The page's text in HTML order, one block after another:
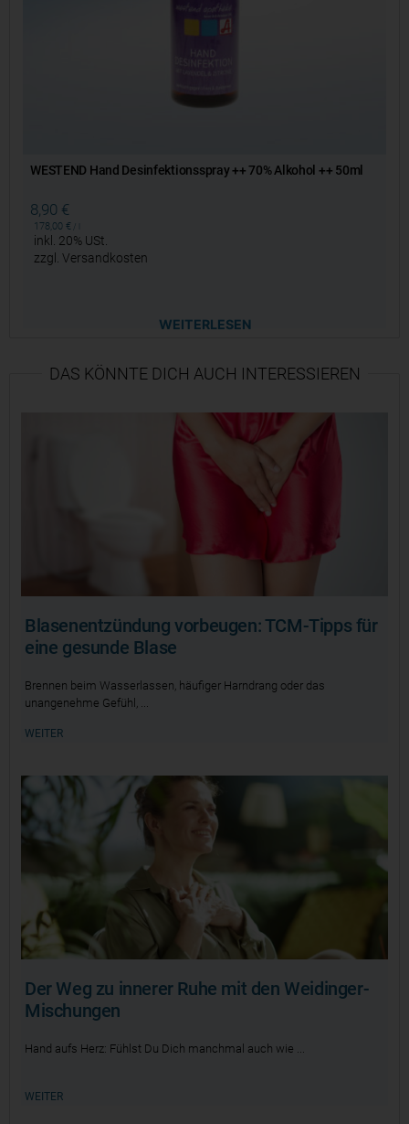
WESTEND Hand Desinfektionsspray ++ 70% Alkohol ++ 50ml
8,90 €
178,00€
inkl. 20% USt.
zzgl.Versandkosten
WEITERLESEN
DAS KÖNNTE DICH AUCH INTERESSIEREN
Blasenentzündung vorbeugen: TCM-Tipps für
eine gesunde Blase
Brennen beim Wasserlassen, häufiger Harndrang oder das
unangenehme Gefühl,
WEITER
Der Weg zu innerer Ruhe mit den Weidinger-
Mischungen
Hand aufs Herz: Fühlst Du Dich manchmal auch wie
WEITER